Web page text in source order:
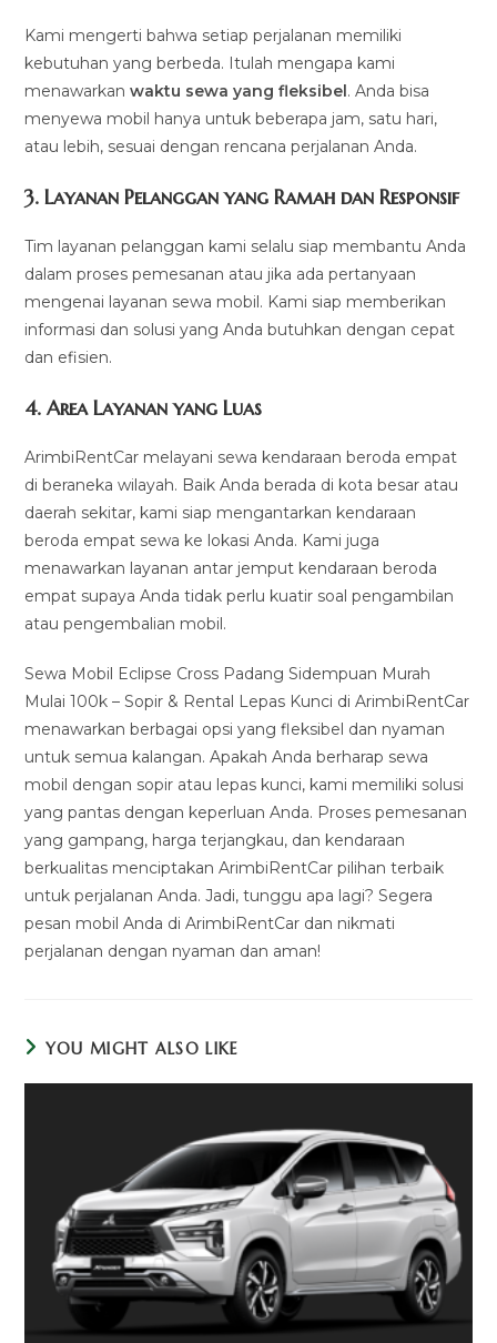
Kami mengerti bahwa setiap perjalanan memiliki
kebutuhan yang berbeda. Itulah mengapa kami
menawarkanwaktu sewa yang fleksibel. Anda bisa
menyewa mobil hanya untuk beberapa jam, satu hari,
atau lebih, sesuai dengan rencana perjalanan Anda.
3.Layanan Pelanggan yang Ramah dan Responsif
Tim layanan pelanggan kami selalu siap membantu Anda
dalam proses pemesanan atau jika ada pertanyaan
mengenai layanan sewa mobil. Kami siap memberikan
informasi dan solusi yang Anda butuhkan dengan cepat
dan efisien.
4.Area Layanan yang Luas
ArimbiRentCar melayani sewa kendaraan beroda empat
di beraneka wilayah. Baik Anda berada di kota besar atau
daerah sekitar, kami siap mengantarkan kendaraan
beroda empat sewa ke lokasi Anda. Kami juga
menawarkan layanan antar jemput kendaraan beroda
empat supaya Anda tidak perlu kuatir soal pengambilan
atau pengembalian mobil.
Sewa Mobil Eclipse Cross Padang Sidempuan Murah
Mulai 100k – Sopir & Rental Lepas Kunci di ArimbiRentCar
menawarkan berbagai opsi yang fleksibel dan nyaman
untuk semua kalangan. Apakah Anda berharap sewa
mobil dengan sopir atau lepas kunci, kami memiliki solusi
yang pantas dengan keperluan Anda. Proses pemesanan
yang gampang, harga terjangkau, dan kendaraan
berkualitas menciptakan ArimbiRentCar pilihan terbaik
untuk perjalanan Anda. Jadi, tunggu apa lagi? Segera
pesan mobil Anda di ArimbiRentCar dan nikmati
perjalanan dengan nyaman dan aman!
YOU MIGHT ALSO LIKE